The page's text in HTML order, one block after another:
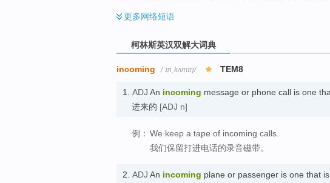
更多网络短语
柯林斯英汉双解大词典
incoming /ˈɪnˌkʌmɪŋ/ TEM8
1. ADJ An incoming message or phone call is one
进来的 [ADJ n]
例： We keep a tape of incoming calls.
我们保留打进电话的录音磁带。
2. ADJ An incoming plane or passenger is one that